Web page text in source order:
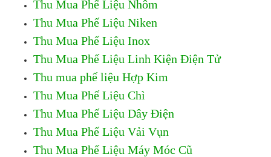
Thu Mua Phế Liệu Nhôm
Thu Mua Phế Liệu Niken
Thu Mua Phế Liệu Inox
Thu Mua Phế Liệu Linh Kiện Điện Tử
Thu mua phế liệu Hợp Kim
Thu Mua Phế Liệu Chì
Thu Mua Phế Liệu Dây Điện
Thu Mua Phế Liệu Vải Vụn
Thu Mua Phế Liệu Máy Móc Cũ